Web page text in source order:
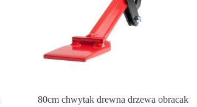
80cm chwytak drewna drzewa obracak